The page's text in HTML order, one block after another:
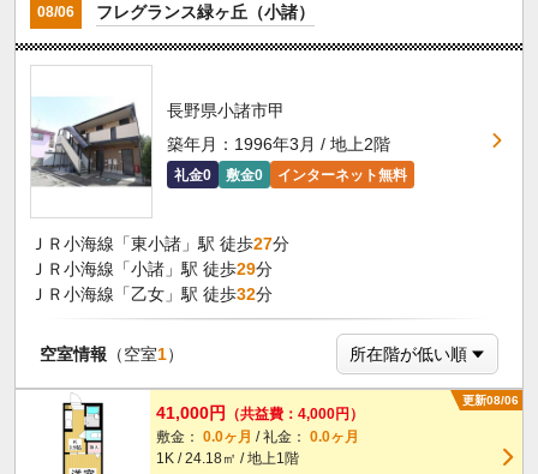
08/06 フレグランス緑ヶ丘（小諸）
長野県小諸市甲
築年月：1996年3月 / 地上2階
礼金0 敷金0 インターネット無料
ＪＲ小海線「東小諸」駅 徒歩27分
ＪＲ小海線「小諸」駅 徒歩29分
ＪＲ小海線「乙女」駅 徒歩32分
空室情報 （空室1）
更新08/06
41,000円
（共益費：4,000円）
敷金： 0.0ヶ月 / 礼金： 0.0ヶ月
1K / 24.18㎡ / 地上1階